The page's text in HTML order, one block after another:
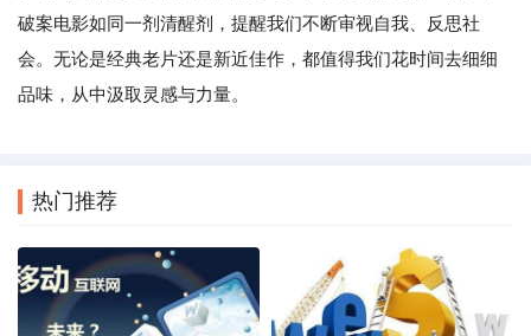
破案电影如同一剂清醒剂，提醒我们不断审视自我、反思社
会。无论是经典老片还是新近佳作，都值得我们花时间去细细
品味，从中汲取灵感与力量。
热门推荐